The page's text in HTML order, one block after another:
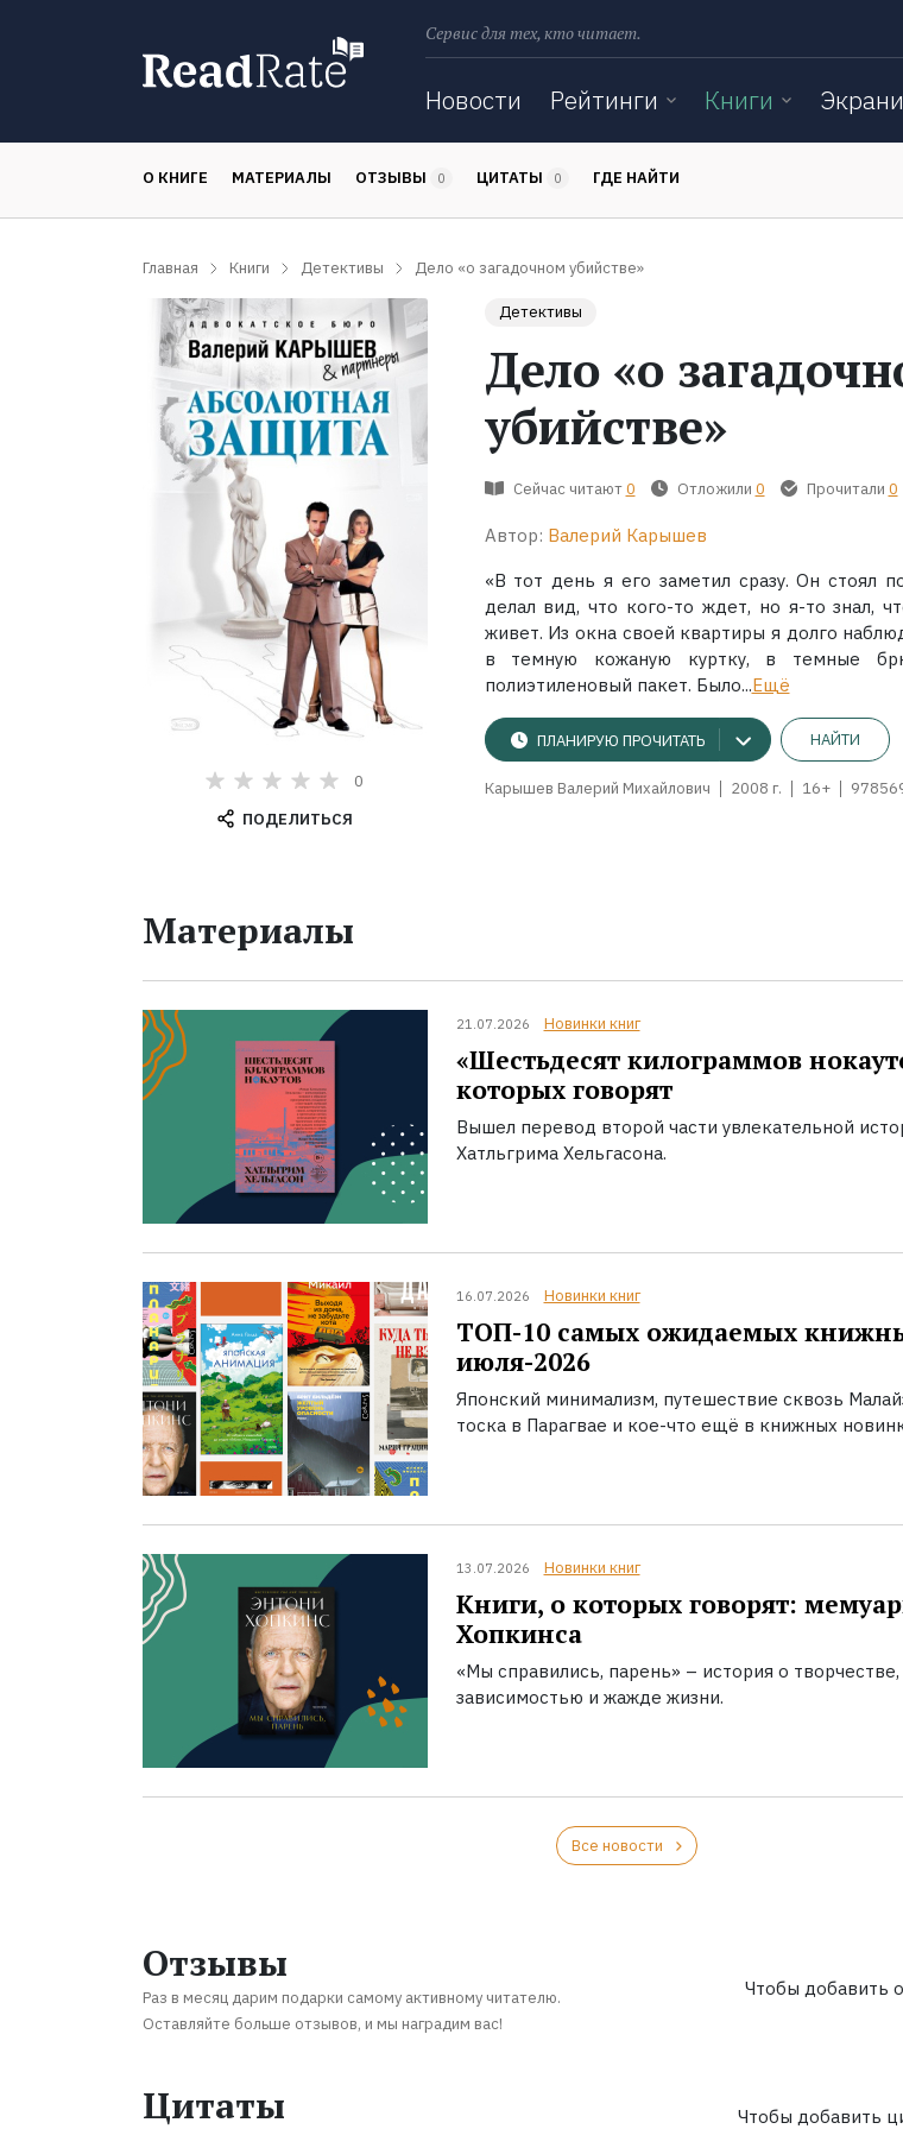
Сервис для тех, кто читает.
Новости Рейтинги Книги
О КНИГЕ МАТЕРИАЛЫ ОТЗЫВЫ 0 ЦИТАТЫ 0 ГДЕ НАЙТИ
Главная Книги Детективы Дело «о загадочном убийстве»
0
ПОДЕЛИТЬСЯ
Детективы
Дело «о
убийстве»
Сейчас читают 0 Отложили 0 Прочитали 0
Автор: Валерий Карышев
«В тот день я его заметил сразу. Он стоял
делал вид, что кого-то ждет, но я-то знал,
живет. Из окна своей квартиры я долго
в темную кожаную куртку, в темные
полиэтиленовый пакет. Было...Ещё
ПЛАНИРУЮ ПРОЧИТАТЬ НАЙТИ
Карышев Валерий Михайлович 2008 г. 16+
Материалы
21.07.2026 Новинки книг
«Шестьдесят килограммов
которых говорят
Вышел перевод второй части увлекательной
Хатльгрима Хельгасона.
16.07.2026 Новинки книг
ТОП-10 самых ожидаемых
июля-2026
Японский минимализм, путешествие сквозь
тоска в Парагвае и кое-что ещё в книжных
13.07.2026 Новинки книг
Книги, о которых говорят:
Хопкинса
«Мы справились, парень» – история о
зависимостью и жажде жизни.
Все новости
Отзывы
Раз в месяц дарим подарки самому активному читателю.
Оставляйте больше отзывов, и мы наградим вас!
Чтобы добавить
Цитаты Чтобы добавить